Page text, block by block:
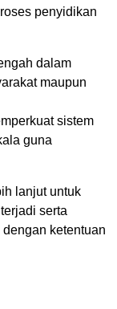
penyidikan
dalam
maupun
sistem
guna
lanjut untuk
serta
ketentuan